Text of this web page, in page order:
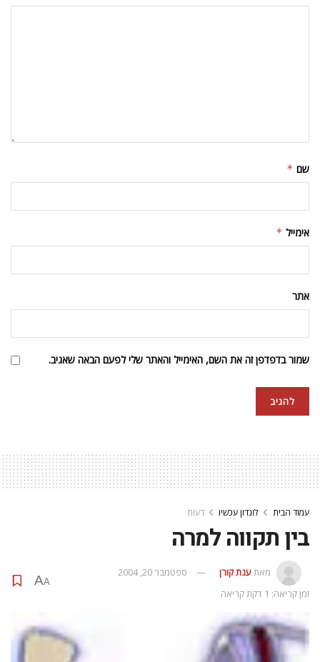
שם *
אימייל *
אתר
שמור בדפדפן זה את השם, האימייל והאתר שלי לפעם הבאה שאגיב.
עמוד הבית לונדון עכשיו דעות
בין תקווה למרה
מאת ענת קורן
ספטמבר 20, 2004
זמן קריאה: 1 דקת קריאה
A
A